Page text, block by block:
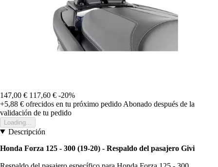
147,00 € 117,60 € -20%
+5,88 € ofrecidos en tu próximo pedido Abonado después de la
validación de tu pedido
Loading...
Descripción
Honda Forza 125 - 300 (19-20) - Respaldo del pasajero Givi